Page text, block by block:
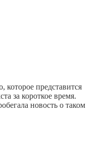
которое представится
за короткое время.
новость о таком